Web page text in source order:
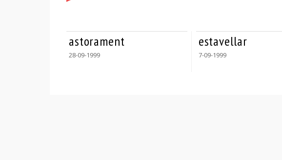
astorament
28-09-1999
estavellar
7-09-1999